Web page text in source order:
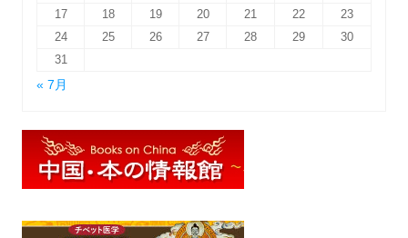
17
18 19 20 21 22
23
24
25 26 27 28 29
30
31
« 7月